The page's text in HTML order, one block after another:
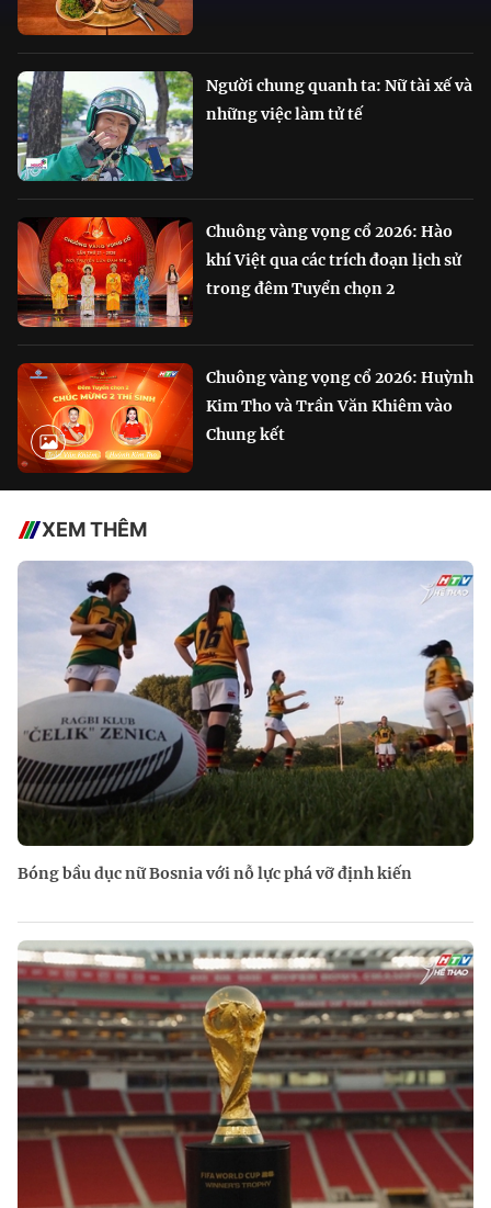
Người chung quanh ta: Nữ tài xế và
những việc làm tử tế
Chuông vàng vọng cổ 2026: Hào
khí Việt qua các trích đoạn lịch sử
trong đêm Tuyển chọn 2
Chuông vàng vọng cổ 2026: Huỳnh
Kim Tho và Trần Văn Khiêm vào
Chung kết
XEM THÊM
Bóng bầu dục nữ Bosnia với nỗ lực phá vỡ định kiến